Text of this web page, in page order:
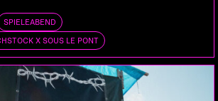
feat. Mouthwatering DJ
SPIELEABEND
X SOUS LE PONT